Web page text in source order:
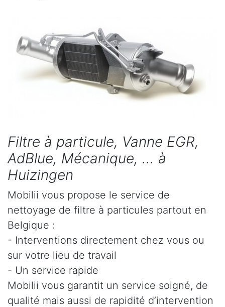
Filtre à particule, Vanne EGR,
AdBlue, Mécanique, ... à
Huizingen
Mobilii vous propose le service de
nettoyage de filtre à particules partout en
Belgique :
- Interventions directement chez vous ou
sur votre lieu de travail
- Un service rapide
Mobilii vous garantit un service soigné, de
qualité mais aussi de rapidité d’intervention